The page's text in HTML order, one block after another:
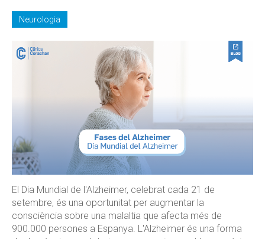
Neurologia
El Dia Mundial de l'Alzheimer, celebrat cada 21 de
setembre, és una oportunitat per augmentar la
consciència sobre una malaltia que afecta més de
900.000 persones a Espanya. L'Alzheimer és una forma